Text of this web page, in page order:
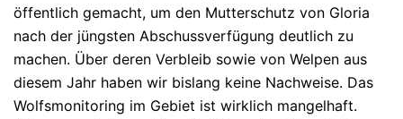
öffentlich gemacht, um den Mutterschutz von Gloria
nach der jüngsten Abschussverfügung deutlich zu
machen. Über deren Verbleib sowie von Welpen aus
diesem Jahr haben wir bislang keine Nachweise. Das
Wolfsmonitoring im Gebiet ist wirklich mangelhaft.